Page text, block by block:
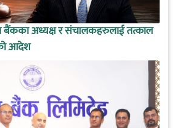
बैंकका अध्यक्ष र संचालकहरुलाई तत्काल
आदेश